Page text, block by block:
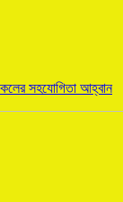
সহযোগিতা আহ্বান